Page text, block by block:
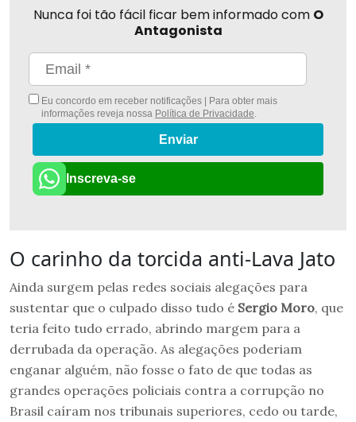
Nunca foi tão fácil ficar bem informado com O
Antagonista
Eu concordo em receber notificações | Para obter mais
informações reveja nossa Política de Privacidade.
Enviar
Inscreva-se
O carinho da torcida anti-Lava Jato
Ainda surgem pelas redes sociais alegações para
sustentar que o culpado disso tudo é Sergio Moro, que
teria feito tudo errado, abrindo margem para a
derrubada da operação. As alegações poderiam
enganar alguém, não fosse o fato de que todas as
grandes operações policiais contra a corrupção no
Brasil caíram nos tribunais superiores, cedo ou tarde,